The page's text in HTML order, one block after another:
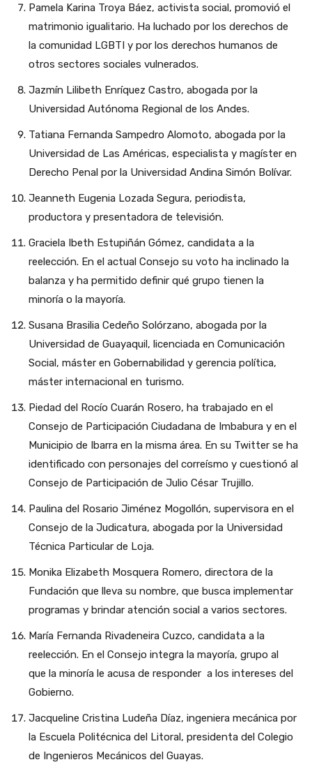
Pamela Karina Troya Báez, activista social, promovió el
matrimonio igualitario. Ha luchado por los derechos de
la comunidad LGBTI y por los derechos humanos de
otros sectores sociales vulnerados.
Jazmín Lilibeth Enríquez Castro, abogada por la
Universidad Autónoma Regional de los Andes.
Tatiana Fernanda Sampedro Alomoto, abogada por la
Universidad de Las Américas, especialista y magíster en
Derecho Penal por la Universidad Andina Simón Bolívar.
Jeanneth Eugenia Lozada Segura, periodista,
productora y presentadora de televisión.
Graciela Ibeth Estupiñán Gómez, candidata a la
reelección. En el actual Consejo su voto ha inclinado la
balanza y ha permitido definir qué grupo tienen la
minoría o la mayoría.
Susana Brasilia Cedeño Solórzano, abogada por la
Universidad de Guayaquil, licenciada en Comunicación
Social, máster en Gobernabilidad y gerencia política,
máster internacional en turismo.
Piedad del Rocío Cuarán Rosero, ha trabajado en el
Consejo de Participación Ciudadana de Imbabura y en el
Municipio de Ibarra en la misma área. En su Twitter se ha
identificado con personajes del correísmo y cuestionó al
Consejo de Participación de Julio César Trujillo.
Paulina del Rosario Jiménez Mogollón, supervisora en el
Consejo de la Judicatura, abogada por la Universidad
Técnica Particular de Loja.
Monika Elizabeth Mosquera Romero, directora de la
Fundación que lleva su nombre, que busca implementar
programas y brindar atención social a varios sectores.
María Fernanda Rivadeneira Cuzco, candidata a la
reelección. En el Consejo integra la mayoría, grupo al
que la minoría le acusa de responder a los intereses del
Gobierno.
Jacqueline Cristina Ludeña Díaz, ingeniera mecánica por
la Escuela Politécnica del Litoral, presidenta del Colegio
de Ingenieros Mecánicos del Guayas.